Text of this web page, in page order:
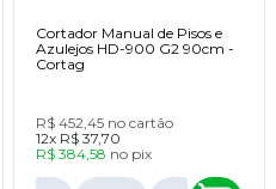
Cortador Manual de Pisos e
Azulejos HD-900 G2 90cm -
Cortag
R$ 452,45 no cartão
12x R$ 37,70
R$ 384,58 no pix